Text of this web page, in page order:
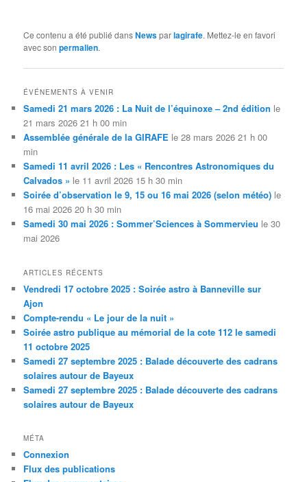
Ce contenu a été publié dansNewsparlagirafe. Mettez-le en favori
avec sonpermalien.
ÉVÉNEMENTS À VENIR
Samedi 21 mars 2026 : La Nuit de l’équinoxe – 2nd édition le
21 mars 2026 21 h 00 min
Assemblée générale de la GIRAFE le 28 mars 2026 21 h 00
min
Samedi 11 avril 2026 : Les « Rencontres Astronomiques du
Calvados » le 11 avril 2026 15 h 30 min
Soirée d’observation le 9, 15 ou 16 mai 2026 (selon météo) le
16 mai 2026 20 h 30 min
Samedi 30 mai 2026 : Sommer’Sciences à Sommervieu le 30
mai 2026
ARTICLES RÉCENTS
Vendredi 17 octobre 2025 : Soirée astro à Banneville sur
Ajon
Compte-rendu « Le jour de la nuit »
Soirée astro publique au mémorial de la cote 112 le samedi
11 octobre 2025
Samedi 27 septembre 2025 : Balade découverte des cadrans
solaires autour de Bayeux
Samedi 27 septembre 2025 : Balade découverte des cadrans
solaires autour de Bayeux
MÉTA
Connexion
Flux des publications